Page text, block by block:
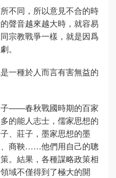
不同，所以意見不合的時
聲音越來越大時，就容易
宗教戰爭一樣，就是因爲
。
一種於人而言有害無益的
——春秋戰國時期的百家
的能人志士，儒家思想的
、莊子，墨家思想的墨
、商鞅……他們用自己的聰
。結果，各種謀略政策相
域不僅得到了極大的開